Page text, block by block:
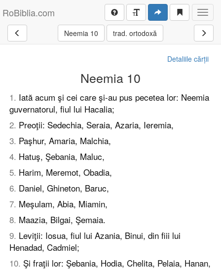
RoBiblia.com
Neemia 10 trad. ortodoxă
Detaliile cărții
Neemia 10
1. Iată acum şi cei care şi-au pus pecetea lor: Neemia
guvernatorul, fiul lui Hacalia;
2. Preoţii: Sedechia, Seraia, Azaria, Ieremia,
3. Paşhur, Amaria, Malchia,
4. Hatuş, Şebania, Maluc,
5. Harim, Meremot, Obadia,
6. Daniel, Ghineton, Baruc,
7. Meşulam, Abia, Miamin,
8. Maazia, Bilgai, Şemaia.
9. Leviţii: Iosua, fiul lui Azania, Binui, din fiii lui
Henadad, Cadmiel;
10. Şi fraţii lor: Şebania, Hodia, Chelita, Pelaia, Hanan,